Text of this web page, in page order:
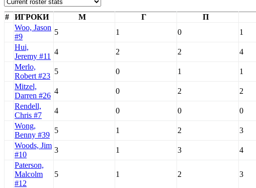
# ИГРОКИ М Г П
Woo, Jason
#9
5 1 0 1
Hui,
Jeremy #11
4 2 2 4
Merlo,
Robert #23
5 0 1 1
Mitzel,
Darren #26
4 0 2 2
Rendell,
Chris #7
4 0 0 0
Wong,
Benny #39
5 1 2 3
Woods, Jim
#10
3 1 3 4
Paterson,
Malcolm
#12
5 1 2 3